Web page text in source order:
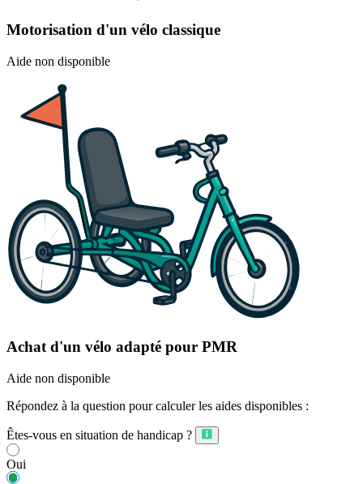
Motorisation d'un vélo classique
Aide non disponible
Achat d'un vélo adapté pour PMR
Aide non disponible
Répondez à la question pour calculer les aides disponibles :
Êtes-vous en situation de handicap ?
Oui